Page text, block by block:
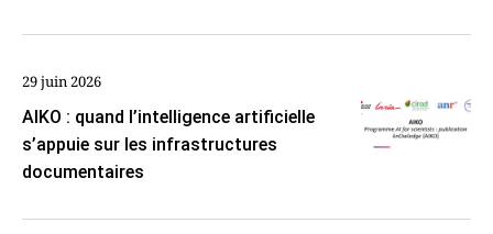
29 juin 2026
AIKO : quand l’intelligence artificielle
s’appuie sur les infrastructures
documentaires